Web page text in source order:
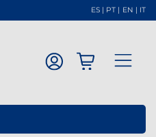
ES | PT | EN | IT